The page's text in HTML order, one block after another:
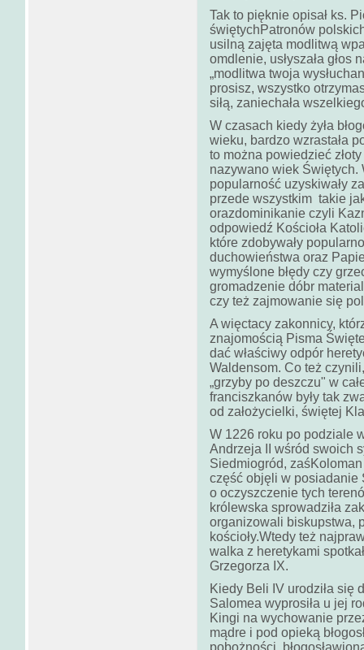
Tak to pięknie opisał ks.
świętychPatronów
usilną zajęta modlitwą
omdlenie, usłyszała głos
„modlitwa twoja
prosisz, wszystko
siłą, zaniechała
W czasach kiedy żyła
wieku, bardzo wzrastała
to można powiedzieć
nazywano wiek Świętych.
popularność uzyskiwały
przede wszystkim takie
orazdominikanie czyli
odpowiedź Kościoła
które zdobywały
duchowieństwa oraz
wymyślone błędy czy
gromadzenie dóbr
czy też zajmowanie się
A więctacy zakonnicy,
znajomością Pisma
dać właściwy odpór
Waldensom. Co też
„grzyby po deszczu" w
franciszkanów były tak
od założycielki, świętej
W 1226 roku po podziale
Andrzeja II wśród swoich
Siedmiogród,
część objęli w posiadanie
o oczyszczenie tych
królewska sprowadziła
organizowali biskupstwa,
kościoły.Wtedy też
walka z heretykami
Grzegorza IX.
Kiedy Beli IV urodziła się
Salomea wyprosiła u jej
Kingi na wychowanie
mądre i pod opieką
pobożności,